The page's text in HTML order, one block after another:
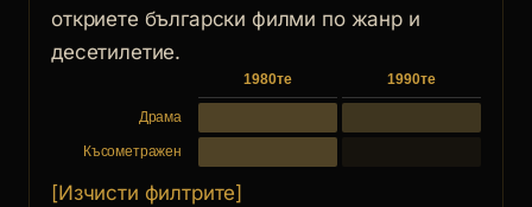
откриете български филми по жанр и
десетилетие.
1980те 1990те
Драма
Късометражен
[Изчисти филтрите]